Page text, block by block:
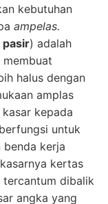
kebutuhan
ampelas.
pasir) adalah
halus dengan
amplas
kepada
berfungsi untuk
benda kerja
kertas
tercantum dibalik
angka yang